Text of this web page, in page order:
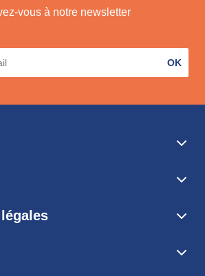
vous à notre newsletter
OK